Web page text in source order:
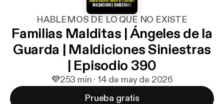
HABLEMOS DE LO QUE NO EXISTE
Familias Malditas | Ángeles de la
Guarda | Maldiciones Siniestras
| Episodio 390
💜253 min · 14 de may de 2026
Prueba gratis